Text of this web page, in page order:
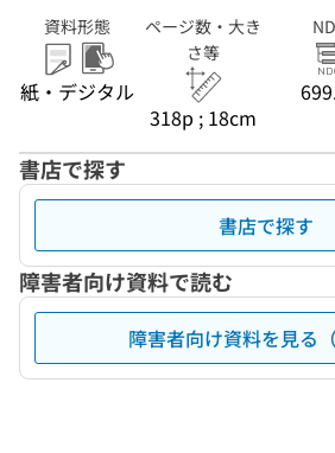
資料形態
紙・デジタル
ページ数・大き
さ等
318p ; 18cm
書店で探す
書店で探す
障害者向け資料で読む
障害者向け資料を見る（